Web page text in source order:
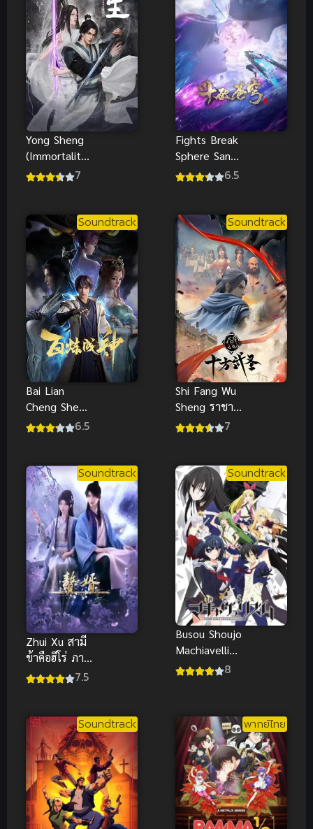
Yong Sheng
(Immortality)
นิรันดร์กาล7
Fights Break
Sphere San
Nian Zhi Yao
พิเศษ
6.5
Soundtrack
Bai Lian
Cheng Shen
1 ร้อยเทพ6.5
Soundtrack
Shi Fang Wu
Sheng ราชา
นักบู๊สู้สิบทิศ
7
Soundtrack
Zhui Xu สามี
ข้าคือฮีโร่ ภาค
1
7.5
Soundtrack
Busou Shoujo
Machiavellian
ism (2017)8
Soundtrack พากย์ไทย